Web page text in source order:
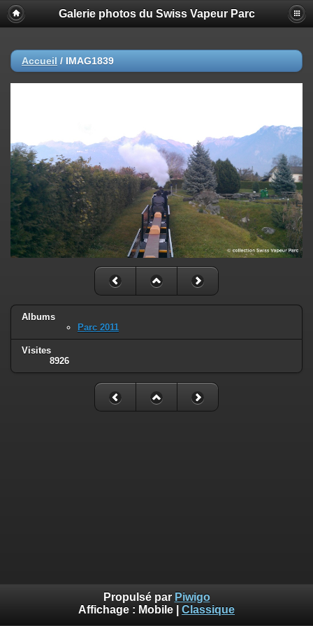
Galerie photos du Swiss Vapeur Parc
Accueil / IMAG1839
Albums
Parc 2011
Visites
8926
Propulsé par Piwigo
Affichage : Mobile Classique